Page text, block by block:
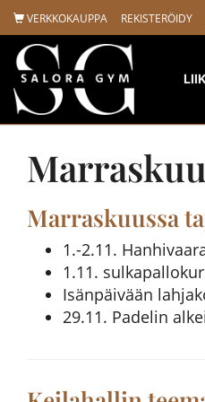
VERKKOKAUPPA REKISTERÖIDY
Marraskuussa
1.-2.11.
1.11.
Isänpäivään
29.11. Padelin